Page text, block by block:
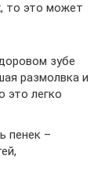
то это может
зубе
размолвка и
это легко
пенек –